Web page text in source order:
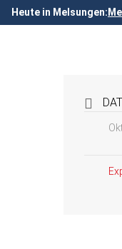
Heute in Melsungen: